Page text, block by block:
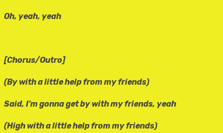
Oh, yeah, yeah
[Chorus/Outro]
(By with a little help from my friends)
Said, I’m gonna get by with my friends, yeah
(High with a little help from my friends)